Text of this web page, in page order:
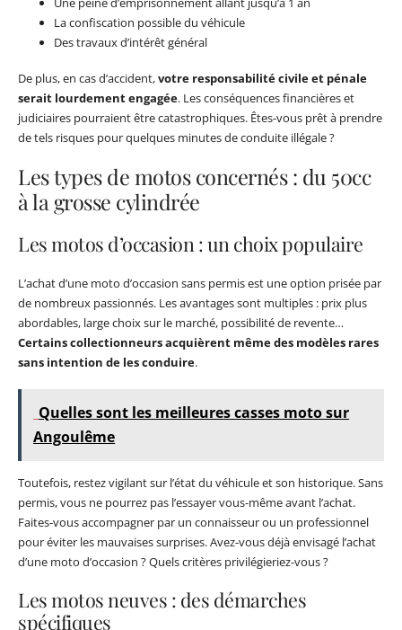
La confiscation possible du véhicule
Des travaux d’intérêt général
De plus, en cas d’accident,votre responsabilité civile et pénale
serait lourdement engagée. Les conséquences financières et
judiciaires pourraient être catastrophiques. Êtes-vous prêt à prendre
de tels risques pour quelques minutes de conduite illégale ?
Les types de motos concernés : du 50cc
à la grosse cylindrée
Les motos d’occasion : un choix populaire
L’achat d’une moto d’occasion sans permis est une option prisée par
de nombreux passionnés. Les avantages sont multiples : prix plus
abordables, large choix sur le marché, possibilité de revente…
Certains collectionneurs acquièrent même des modèles rares
sans intention de les conduire.
Quelles sont les meilleures casses moto sur
Angoulême
Toutefois, restez vigilant sur l’état du véhicule et son historique. Sans
permis, vous ne pourrez pas l’essayer vous-même avant l’achat.
Faites-vous accompagner par un connaisseur ou un professionnel
pour éviter les mauvaises surprises. Avez-vous déjà envisagé l’achat
d’une moto d’occasion ? Quels critères privilégieriez-vous ?
Les motos neuves : des démarches
spécifiques